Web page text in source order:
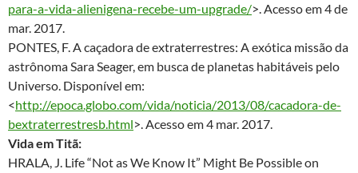
para-a-vida-alienigena-recebe-um-upgrade/>. Acesso em 4 de
mar. 2017.
PONTES, F. A caçadora de extraterrestres: A exótica missão da
astrônoma Sara Seager, em busca de planetas habitáveis pelo
Universo. Disponível em:
<http://epoca.globo.com/vida/noticia/2013/08/cacadora-de-
bextraterrestresb.html>. Acesso em 4 mar. 2017.
Vida em Titã:
HRALA, J. Life “Not as We Know It” Might Be Possible on